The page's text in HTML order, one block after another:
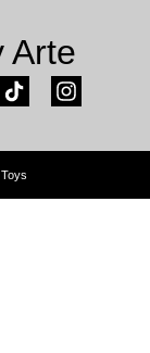
Arte